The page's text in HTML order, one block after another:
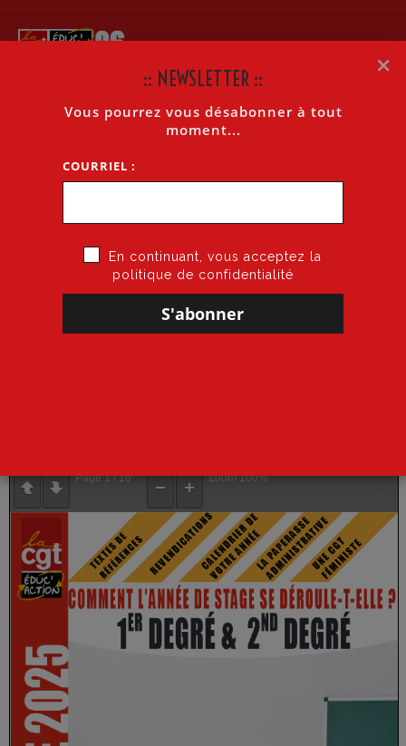
GUIDE STAGIAIRES INSPE 2025-2026
Accueil»Guide Stagiaires INSPE 2025-2026
GUIDE STAGIAIRES INSPE 2025-2026
Page1/16 Zoom100%
×
:: NEWSLETTER ::
Vous pourrez vous désabonner à tout
moment...
COURRIEL :
En continuant, vous acceptez la
politique de confidentialité